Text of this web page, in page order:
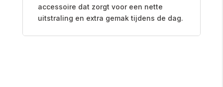
accessoire dat zorgt voor een nette
uitstraling en extra gemak tijdens de dag.